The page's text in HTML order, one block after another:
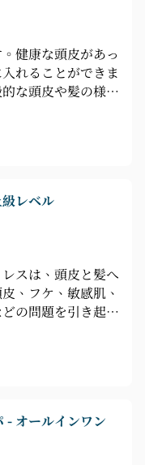
健康な頭皮があっ
れることができま
な頭皮や髪の様々
おり、至福の頭皮
ます。⚪️エントリ
スチーム循環 *治
皮ケア *シャンプ
*軽食とお茶
レベル
スは、頭皮と髪へ
、フケ、敏感肌、
の問題を引き起こ
本的な毎日の頭皮
ドル *頭皮と
ョン *目のスチー
頭皮マッサージ *
イリング *軽食と
- オールインワン